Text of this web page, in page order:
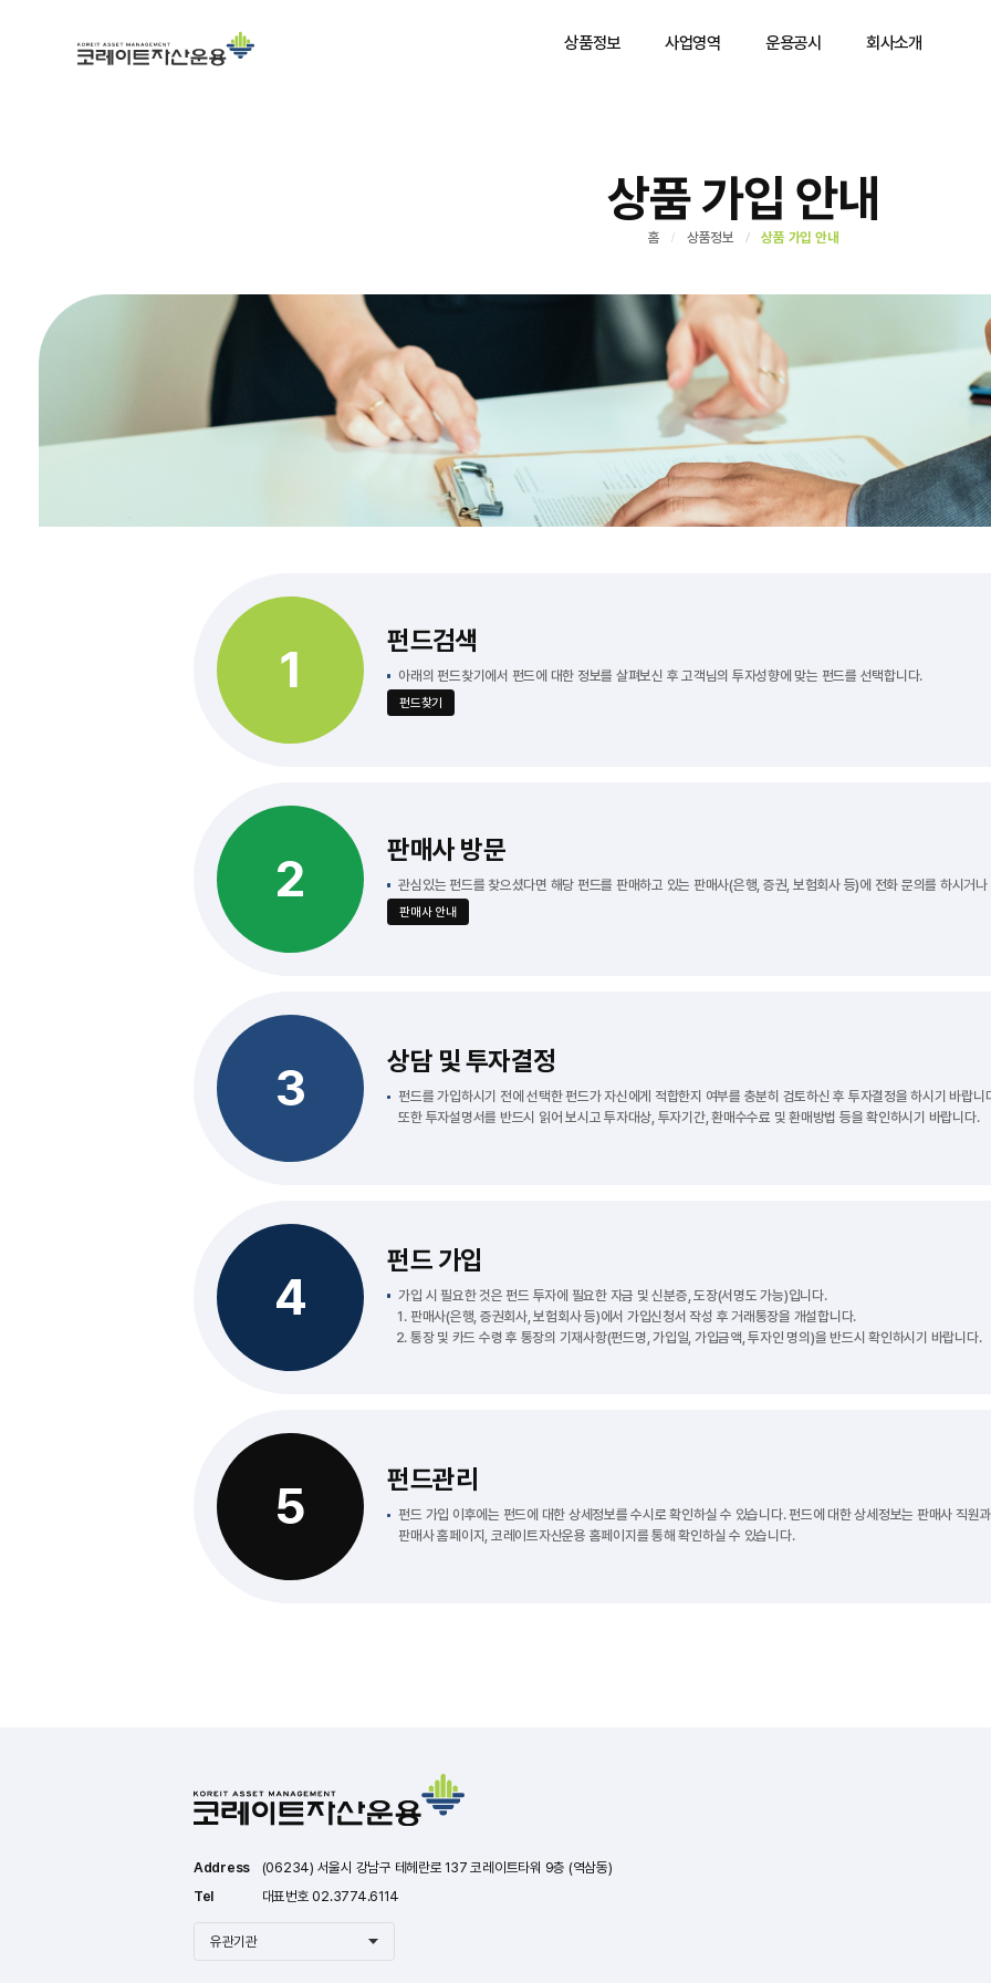
상품정보 사업영역 운용공시 회사소개
상품 가입 안내
홈 상품정보 상품 가입 안내
1 펀드검색
아래의 펀드찾기에서 펀드에 대한 정보를 살펴보신 후 고객님의 투자성향에 맞는 펀드를 선택합니다.
펀드찾기
2 판매사 방문
관심있는 펀드를 찾으셨다면 해당 펀드를 판매하고 있는 판매사(은행, 증권, 보험회사 등)에 전화 문의를 하시거
판매사 안내
3 상담 및 투자결정
펀드를 가입하시기 전에 선택한 펀드가 자신에게 적합한지 여부를 충분히 검토하신 후 투자결정을 하시기 바랍니
또한 투자설명서를 반드시 읽어 보시고 투자대상, 투자기간, 환매수수료 및 환매방법 등을 확인하시기 바랍니다.
4
펀드 가입
가입 시 필요한 것은 펀드 투자에 필요한 자금 및 신분증, 도장(서명도 가능)입니다.
판매사(은행, 증권회사, 보험회사 등)에서 가입신청서 작성 후 거래통장을 개설합니다.
통장 및 카드 수령 후 통장의 기재사항(펀드명, 가입일, 가입금액, 투자인 명의)을 반드시 확인하시기 바랍니다.
5 펀드관리
펀드 가입 이후에는 펀드에 대한 상세정보를 수시로 확인하실 수 있습니다. 펀드에 대한 상세정보는 판매사 직원
판매사 홈페이지, 코레이트자산운용 홈페이지를 통해 확인하실 수 있습니다.
Address
(06234) 서울시 강남구 테헤란로 137 코레이트타워 9층 (역삼동)
Tel
대표번호 02.3774.6114